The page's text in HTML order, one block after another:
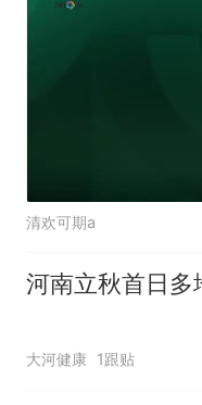
清欢可期a
河南立秋首日
大河健康 1跟贴